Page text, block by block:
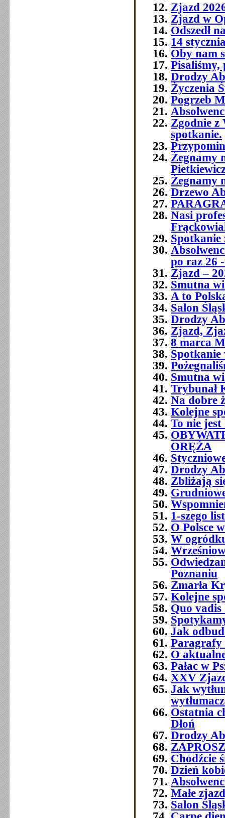
Zjazd
Zjazd w
Odszedł
14
Oby nam
Pisaliśmy,
Drodzy
Życzenia
Pogrzeb
Zgodnie z
spotkanie.
Żegnamy
Żegnamy
Drzewo
Nasi
Spotkanie
po raz 26
Zjazd –
Smutna
A to
Salon
Drodzy
Zjazd,
8 marca
Spotkanie
Smutna
Trybunał
Na dobre
Kolejne
To nie
ORĘŻA
Drodzy
Zbliżają
1-szego
O Polsce
W
Poznaniu
Zmarła
Kolejne
Quo vadis
Jak
Paragrafy
O
Pałac w
XXV
Jak
Ostatnia
Dłoń
Drodzy
Chodźcie
Dzień
Małe
Salon